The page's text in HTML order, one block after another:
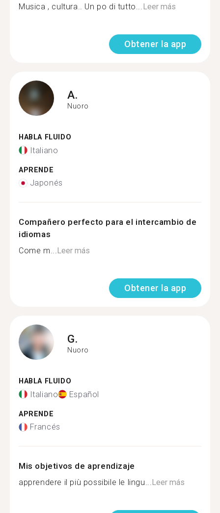
Musica , cultura.. Un po di tutto...Leer más
Obtener la app
A.
Nuoro
HABLA FLUIDO
Italiano
APRENDE
Japonés
Compañero perfecto para el intercambio de
idiomas
Come m...Leer más
Obtener la app
G.
Nuoro
HABLA FLUIDO
Italiano Español
APRENDE
Francés
Mis objetivos de aprendizaje
apprendere il più possibile le lingu...Leer más